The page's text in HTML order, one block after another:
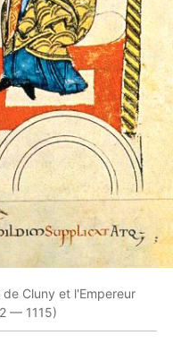
Cluny et l'Empereur
— 1115)